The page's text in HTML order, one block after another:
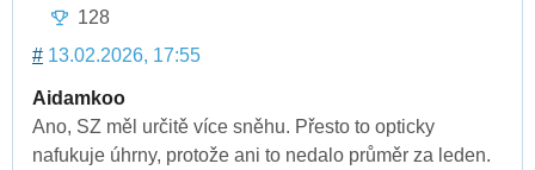
128
# 13.02.2026, 17:55
Aidamkoo
Ano, SZ měl určitě více sněhu. Přesto to opticky
nafukuje úhrny, protože ani to nedalo průměr za leden.